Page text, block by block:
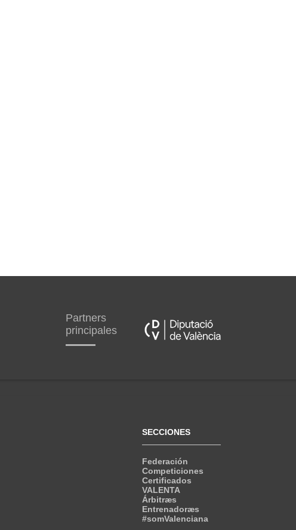
Partners
principales
SECCIONES
Federación
Competiciones
Certificados
VALENTA
Árbitræs
Entrenadoræs
#somValenciana